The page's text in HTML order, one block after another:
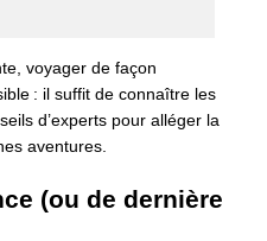
voyager de façon
: il suffit de connaître les
d’experts pour alléger la
aventures.
(ou de dernière